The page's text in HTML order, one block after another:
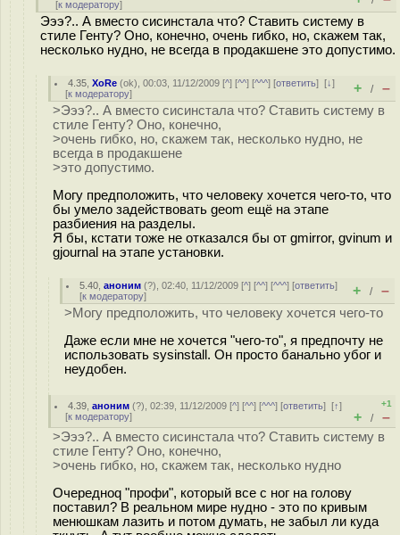
[к модератору]
Эээ?.. А вместо сисинстала что? Ставить систему в
стиле Генту? Оно, конечно, очень гибко, но, скажем так,
несколько нудно, не всегда в продакшене это допустимо.
4.35 ,XoRe (ok), 00:03, 11/12/2009 [^] [^^] [^^^] [ответить][↓]
[к модератору] + / –
>Эээ?.. А вместо сисинстала что? Ставить систему в
стиле Генту? Оно, конечно,
>очень гибко, но, скажем так, несколько нудно, не
всегда в продакшене
>это допустимо.
Могу предположить, что человеку хочется чего-то, что
бы умело задействовать geom ещё на этапе
разбиения на разделы.
Я бы, кстати тоже не отказался бы от gmirror, gvinum и
gjournal на этапе установки.
5.40 ,аноним (?), 02:40, 11/12/2009 [^] [^^] [^^^] [ответить]
[к модератору] + / –
>Могу предположить, что человеку хочется чего-то
Даже если мне не хочется "чего-то", я предпочту не
использовать sysinstall. Он просто банально убог и
неудобен.
4.39 ,аноним (?), 02:39, 11/12/2009 [^] [^^] [^^^] [ответить][↑]
[к модератору]
+1
+ / –
>Эээ?.. А вместо сисинстала что? Ставить систему в
стиле Генту? Оно, конечно,
>очень гибко, но, скажем так, несколько нудно
Очередноq "профи", который все с ног на голову
поставил? В реальном мире нудно - это по кривым
менюшкам лазить и потом думать, не забыл ли куда